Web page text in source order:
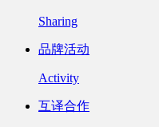
Sharing
品牌活动
Activity
互译合作